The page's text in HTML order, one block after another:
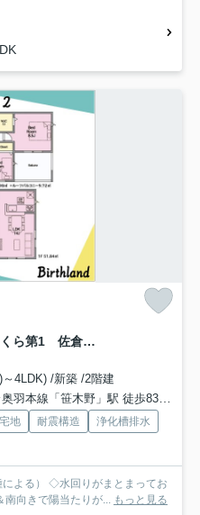
新築戸建・新築建売 福島市さくら第1 佐倉小・西信中
4LDK) /新築 /2階建
奥羽本線「笹木野」駅 徒歩83分
地 耐震構造
浄化槽排水
よる） ◇水回りがまとまってお
向きで陽当たりが... もっと見る